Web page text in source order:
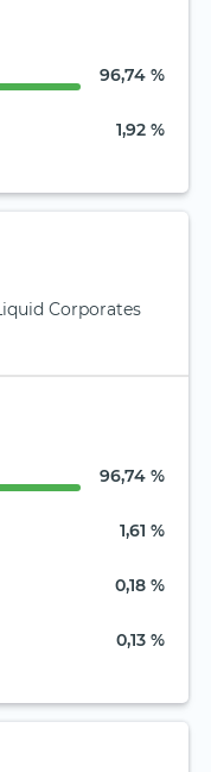
96,74 %
1,92 %
Corporates
96,74 %
1,61 %
0,18 %
0,13 %